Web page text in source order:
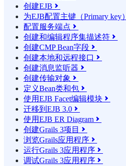
创建EJB 
为EJB配置主键（Primary key）
配置服务端点 
创建和编辑程序集描述符 
创建CMP Bean字段 
创建本地和远程接口 
创建消息监听器 
创建传输对象 
定义Bean类和包 
使用EJB Facet编辑模块 
迁移到EJB 3.0 
使用EJB ER Diagram 
创建Grails 3项目 
浏览Grails应用程序 
运行Grails 3应用程序 
调试Grails 3应用程序 